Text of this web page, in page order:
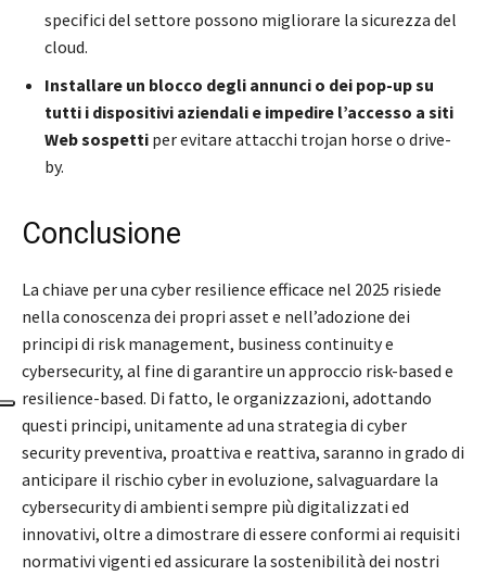
specifici del settore possono migliorare la sicurezza del
cloud.
Installare un blocco degli annunci o dei pop-up su
tutti i dispositivi aziendali e impedire l’accesso a siti
Web sospetti per evitare attacchi trojan horse o drive-
by.
Conclusione
La chiave per una cyber resilience efficace nel 2025 risiede
nella conoscenza dei propri asset e nell’adozione dei
principi di risk management, business continuity e
cybersecurity, al fine di garantire un approccio risk-based e
resilience-based. Di fatto, le organizzazioni, adottando
questi principi, unitamente ad una strategia di cyber
security preventiva, proattiva e reattiva, saranno in grado di
anticipare il rischio cyber in evoluzione, salvaguardare la
cybersecurity di ambienti sempre più digitalizzati ed
innovativi, oltre a dimostrare di essere conformi ai requisiti
normativi vigenti ed assicurare la sostenibilità dei nostri